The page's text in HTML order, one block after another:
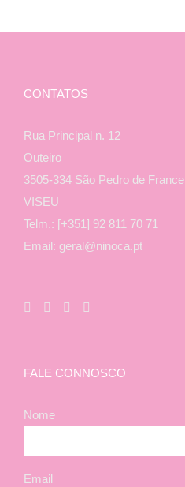
CONTATOS
Rua Principal n. 12
Outeiro
3505-334 São Pedro de France
VISEU
Telm.: [+351] 92 811 70 71
Email: geral@ninoca.pt
FALE CONNOSCO
Nome
Email